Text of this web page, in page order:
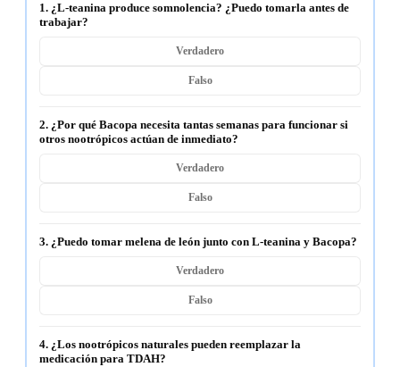
1. ¿L-teanina produce somnolencia? ¿Puedo tomarla antes de
trabajar?
Verdadero
Falso
2. ¿Por qué Bacopa necesita tantas semanas para funcionar si
otros nootrópicos actúan de inmediato?
Verdadero
Falso
3. ¿Puedo tomar melena de león junto con L-teanina y Bacopa?
Verdadero
Falso
4. ¿Los nootrópicos naturales pueden reemplazar la
medicación para TDAH?